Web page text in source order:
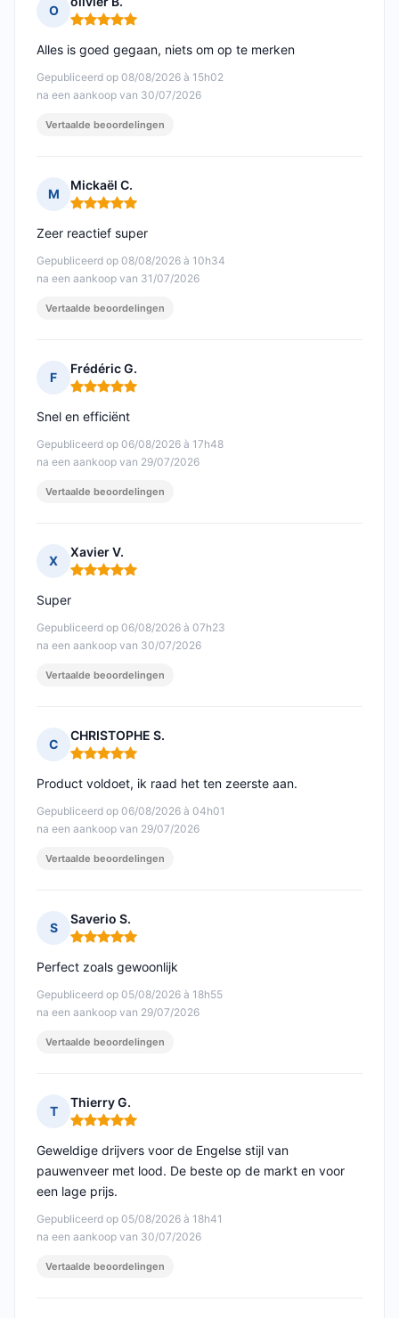
O
Opmerking: 5 van 5
Gepubliceerd op 08/08/2026 à 15h02
na een aankoop van 30/07/2026
Alles is goed gegaan, niets om op te merken
Vertaalde beoordelingen
M
Mickaël C.
Opmerking: 5 van 5
Gepubliceerd op 08/08/2026 à 10h34
na een aankoop van 31/07/2026
Zeer reactief super
Vertaalde beoordelingen
F
Frédéric G.
Opmerking: 5 van 5
Gepubliceerd op 06/08/2026 à 17h48
na een aankoop van 29/07/2026
Snel en efficiënt
Vertaalde beoordelingen
X
Xavier V.
Opmerking: 5 van 5
Gepubliceerd op 06/08/2026 à 07h23
na een aankoop van 30/07/2026
Super
Vertaalde beoordelingen
C
CHRISTOPHE S.
Opmerking: 5 van 5
Gepubliceerd op 06/08/2026 à 04h01
na een aankoop van 29/07/2026
Product voldoet, ik raad het ten zeerste aan.
Vertaalde beoordelingen
S
Saverio S.
Opmerking: 5 van 5
Gepubliceerd op 05/08/2026 à 18h55
na een aankoop van 29/07/2026
Perfect zoals gewoonlijk
Vertaalde beoordelingen
T
Thierry G.
Opmerking: 5 van 5
Gepubliceerd op 05/08/2026 à 18h41
na een aankoop van 30/07/2026
Geweldige drijvers voor de Engelse stijl van
pauwenveer met lood. De beste op de markt en voor
een lage prijs.
Vertaalde beoordelingen